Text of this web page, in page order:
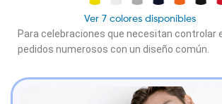
Ver 7 colores disponíbles
Para celebraciones que necesitan controlar
pedidos numerosos con un diseño común.